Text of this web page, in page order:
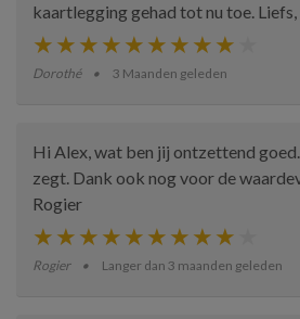
kaartlegging gehad tot nu toe.
Dorothé 3 Maanden geleden
Hi Alex, wat ben jij ontzettend
zegt. Dank ook nog voor de
Rogier
Rogier Langer dan 3 maanden geleden